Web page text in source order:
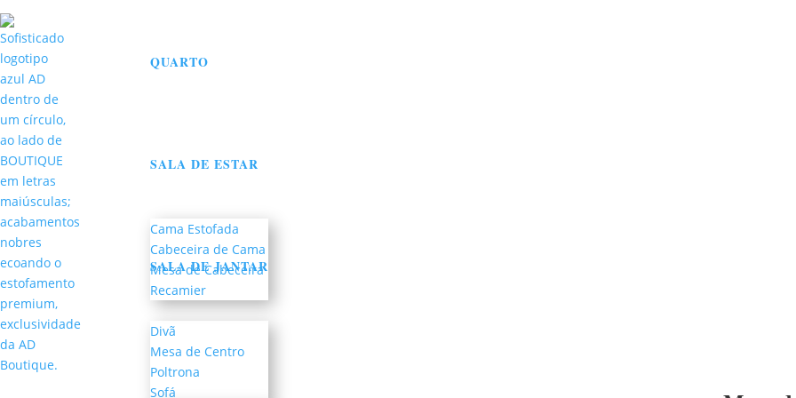
QUARTO
Cama Estofada
Cabeceira de Cama
Mesa de Cabeceira
Recamier
SALA DE ESTAR
Divã
Mesa de Centro
Poltrona
Sofá
SALA DE JANTAR